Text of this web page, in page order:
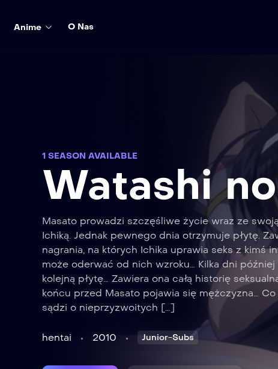
Anime O Nas
1 SEASON AVAILABLE
Watashi
Masato prowadzi szczęśliwe życie wraz ze
Ichiką. Jednak pewnego dnia otrzymuje płytę.
nagrania, na których Ichika uprawia seks z kimś
może oderwać od nich wzroku… Kilka dni
kolejną płytę… Zawiera ona całą historię
końcu przed Masato pojawia się mężczyzna… Co
sądzi o nieprzyzwoitych […]
hentai 2010 Junior-Subs